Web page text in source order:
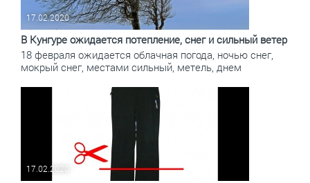
17.02.2020
В Кунгуре ожидается потепление, снег и сильный ветер
18 февраля ожидается облачная погода, ночью снег,
мокрый снег, местами сильный, метель, днем
17.02.2020